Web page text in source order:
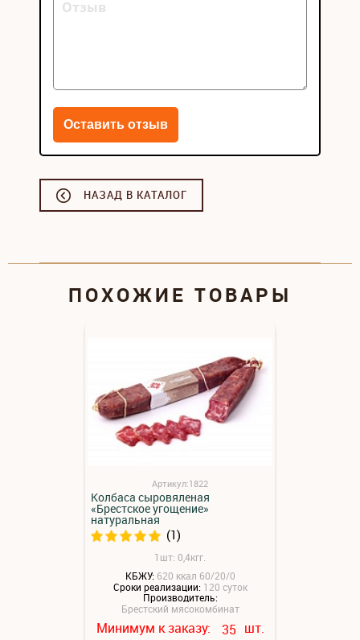
НАЗАД В КАТАЛОГ
ПОХОЖИЕ ТОВАРЫ
Артикул:1822
Колбаса сыровяленая
«Брестское угощение»
натуральная
(1)
1шт: 0,4кгг.
КБЖУ: 620 ккал 60/20/0
Сроки реализации: 120 суток
Производитель:
Брестский мясокомбинат
Минимум к заказу: 35 шт.